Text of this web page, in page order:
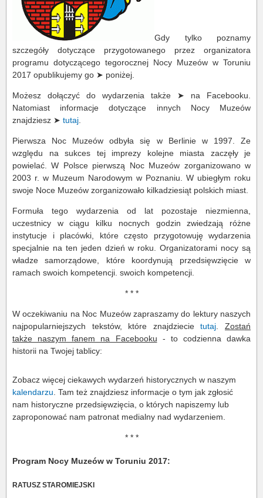
Gdy tylko poznamy
szczegóły dotyczące przygotowanego przez organizatora
programu dotyczącego tegorocznej Nocy Muzeów w Toruniu
2017 opublikujemy go ➤ poniżej.
Możesz dołączyć do wydarzenia także ➤ na Facebooku.
Natomiast informacje dotyczące innych Nocy Muzeów
znajdziesz ➤ tutaj
Pierwsza Noc Muzeów odbyła się w Berlinie w 1997. Ze
względu na sukces tej imprezy kolejne miasta zaczęły je
powielać. W Polsce pierwszą Noc Muzeów zorganizowano w
2003 r. w Muzeum Narodowym w Poznaniu. W ubiegłym roku
swoje Noce Muzeów zorganizowało kilkadziesiąt polskich miast.
Formuła tego wydarzenia od lat pozostaje niezmienna,
uczestnicy w ciągu kilku nocnych godzin zwiedzają różne
instytucje i placówki, które często przygotowuję wydarzenia
specjalnie na ten jeden dzień w roku. Organizatorami nocy są
władze samorządowe, które koordynują przedsięwzięcie w
ramach swoich kompetencji. swoich kompetencji.
* * *
W oczekiwaniu na Noc Muzeów zapraszamy do lektury naszych
najpopularniejszych tekstów, które znajdziecietutaj .Zostań
także naszym fanem na Facebooku - to codzienna dawka
historii na Twojej tablicy:
Zobacz więcej ciekawych wydarzeń historycznych w naszym
kalendarzu . Tam też znajdziesz informacje o tym jak zgłosić
nam historyczne przedsięwzięcia, o których napiszemy lub
zaproponować nam patronat medialny nad wydarzeniem.
* * *
Program Nocy Muzeów w Toruniu 2017:
RATUSZ STAROMIEJSKI